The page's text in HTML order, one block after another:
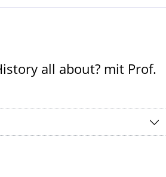
all about? mit Prof.